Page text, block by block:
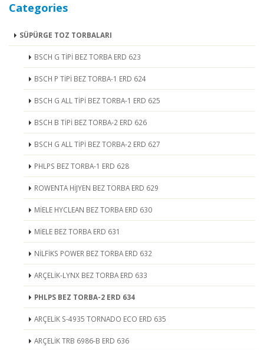
Categories
SÜPÜRGE TOZ TORBALARI
BSCH G TİPİ BEZ TORBA ERD 623
BSCH P TİPİ BEZ TORBA-1 ERD 624
BSCH G ALL TİPİ BEZ TORBA-1 ERD 625
BSCH B TİPİ BEZ TORBA-2 ERD 626
BSCH G ALL TİPİ BEZ TORBA-2 ERD 627
PHLPS BEZ TORBA-1 ERD 628
ROWENTA HİJYEN BEZ TORBA ERD 629
MİELE HYCLEAN BEZ TORBA ERD 630
MİELE BEZ TORBA ERD 631
NİLFİKS POWER BEZ TORBA ERD 632
ARÇELİK-LYNX BEZ TORBA ERD 633
PHLPS BEZ TORBA-2 ERD 634
ARÇELİK S-4935 TORNADO ECO ERD 635
ARÇELİK TRB 6986-B ERD 636